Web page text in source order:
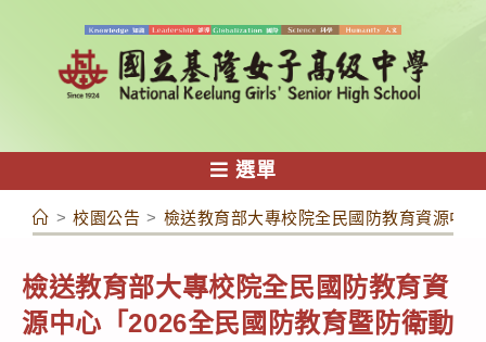
容
選單
> 校園公告 > 檢送教育部大專校院全民國防教育資源中
檢送教育部大專校院全民國防教育資
源中心「2026全民國防教育暨防衛動